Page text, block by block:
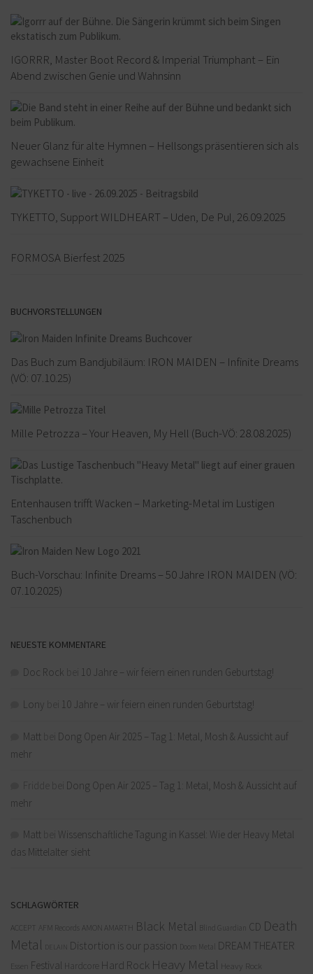
IGORRR, Master Boot Record & Imperial Triumphant – Ein
Abend zwischen Genie und Wahnsinn
Neuer Glanz für alte Hymnen – Hellsongs präsentieren sich als
gewachsene Einheit
TYKETTO, Support WILDHEART – Uden, De Pul, 26.09.2025
FORMOSA Bierfest 2025
BUCHVORSTELLUNGEN
Das Buch zum Bandjubiläum: IRON MAIDEN – Infinite Dreams
(VÖ: 07.10.25)
Mille Petrozza – Your Heaven, My Hell (Buch-VÖ: 28.08.2025)
Entenhausen trifft Wacken – Marketing-Metal im Lustigen
Taschenbuch
Buch-Vorschau: Infinite Dreams – 50 Jahre IRON MAIDEN (VÖ:
07.10.2025)
NEUESTE KOMMENTARE
Doc Rock 10 Jahre – wir feiern einen runden Geburtstag!
Lony 10 Jahre – wir feiern einen runden Geburtstag!
Matt
Dong Open Air 2025 – Tag 1: Metal, Mosh & Aussicht auf
mehr
Dong Open Air 2025 – Tag 1: Metal, Mosh & Aussicht auf
mehr
Matt
Wissenschaftliche Tagung in Kassel: Wie der Heavy Metal
das Mittelalter sieht
SCHLAGWÖRTER
ACCEPT AFM Records AMON AMARTH Black Metal Blind Guardian CD Death
Metal
DELAIN Distortion is our passion Doom Metal DREAM THEATER
Essen Festival Hardcore Hard Rock Heavy Metal Heavy Rock